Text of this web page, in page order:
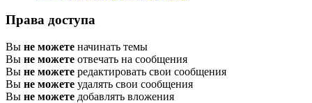
Права доступа
Вы не можете начинать темы
Вы не можете отвечать на сообщения
Вы не можете редактировать свои сообщения
Вы не можете удалять свои сообщения
Вы не можете добавлять вложения